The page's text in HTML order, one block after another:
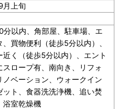
月上旬
分以内、角部屋、駐車場、エ
、買物便利（徒歩5分以内）、
近く（徒歩5分以内）、エント
スロープ有、南向き、リフォ
ノベーション、ウォークイン
ット、食器洗洗浄機、追い焚
浴室乾燥機